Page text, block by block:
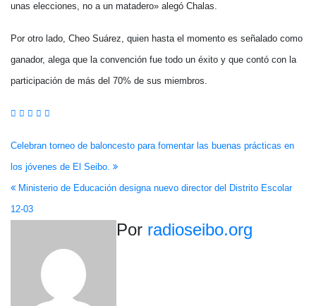
unas elecciones, no a un matadero» alegó Chalas.
Por otro lado, Cheo Suárez, quien hasta el momento es señalado como
ganador, alega que la convención fue todo un éxito y que contó con la
participación de más del 70% de sus miembros.
Navegación
de
entradas
Celebran torneo de baloncesto para fomentar las buenas prácticas en
los jóvenes de El Seibo.
Ministerio de Educación designa nuevo director del Distrito Escolar
12-03
Por radioseibo.org